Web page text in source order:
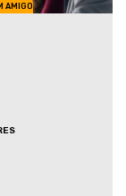
AMIGO